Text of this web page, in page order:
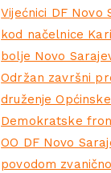
Vijećnici DF Novo
kod načelnice
bolje Novo
Održan završni
druženje
Demokratske
OO DF Novo
povodom